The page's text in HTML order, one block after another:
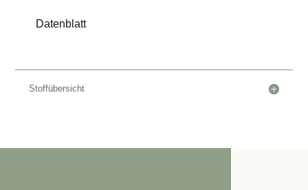
Datenblatt
Stoffübersicht